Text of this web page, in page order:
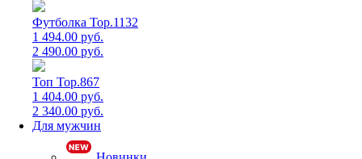
Футболка Top.1132
1 494.00 руб.
2 490.00 руб.
Топ Top.867
1 404.00 руб.
2 340.00 руб.
Для мужчин